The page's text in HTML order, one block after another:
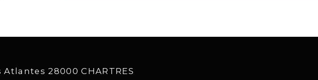
Atlantes 28000 CHARTRES